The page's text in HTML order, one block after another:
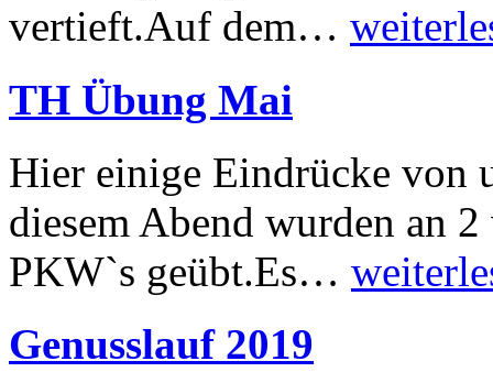
vertieft.Auf dem…
TH Übung Mai
Hier einige Eindrücke von
diesem Abend wurden an
PKW`s geübt.Es…
Genusslauf 2019